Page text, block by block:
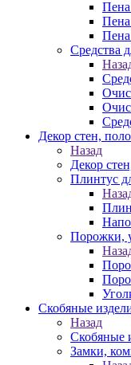
Пена
Пена
Средства
Декор стен,
Назад
Декор
Плинтус
Порожки,
Скобяные
Назад
Скобяные
Замки,